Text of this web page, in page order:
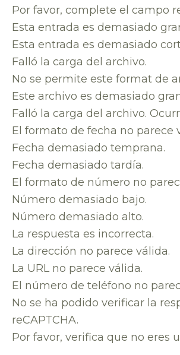
Por favor, complete el campo
Esta entrada es demasiado
Esta entrada es demasiado
Falló la carga del archivo.
No se permite este format de
Este archivo es demasiado
Falló la carga del archivo.
El formato de fecha no parece
Fecha demasiado temprana.
Fecha demasiado tardía.
El formato de número no
Número demasiado bajo.
Número demasiado alto.
La respuesta es incorrecta.
La dirección no parece válida.
La URL no parece válida.
El número de teléfono no
No se ha podido verificar la
reCAPTCHA.
Por favor, verifica que no eres